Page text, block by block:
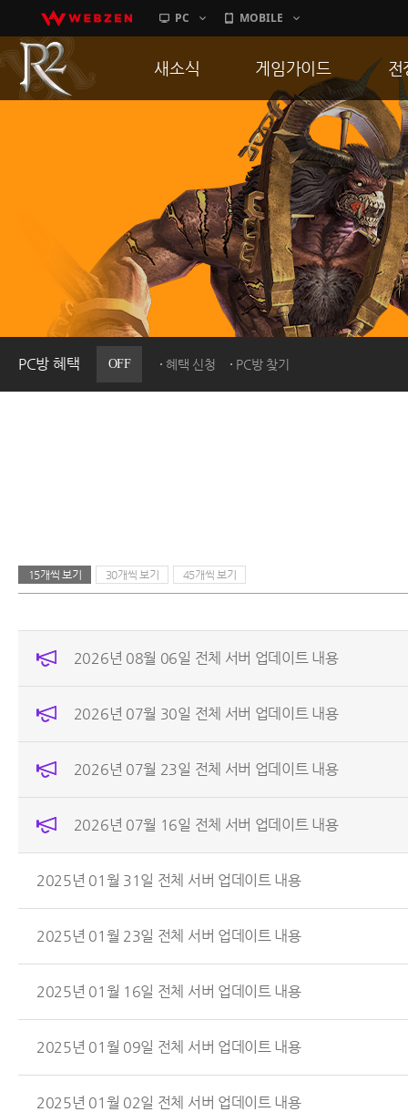
PC MOBILE
PC방 혜택 OFF 혜택 신청 PC방 찾기
새소식
이벤트
히스토리
PC방으로간다
게임가이드
게임 특징
서버가이드
신병훈련소
세부가이드
통합보급센터
전
통
공
15개씩 보기 30개씩 보기 45개씩 보기
2026년 08월 06일 전체 서버 업데이트 내용
2026년 07월 30일 전체 서버 업데이트 내용
2026년 07월 23일 전체 서버 업데이트 내용
2026년 07월 16일 전체 서버 업데이트 내용
2025년 01월 31일 전체 서버 업데이트 내용
2025년 01월 23일 전체 서버 업데이트 내용
2025년 01월 16일 전체 서버 업데이트 내용
2025년 01월 09일 전체 서버 업데이트 내용
2025년 01월 02일 전체 서버 업데이트 내용